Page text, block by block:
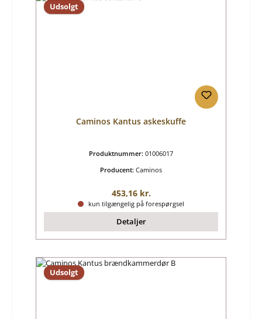
Udsolgt
Caminos Kantus askeskuffe
Produktnummer: 01006017
Producent: Caminos
Almindelig pris:
453,16 kr.
kun tilgængelig på forespørgsel
Detaljer
Udsolgt